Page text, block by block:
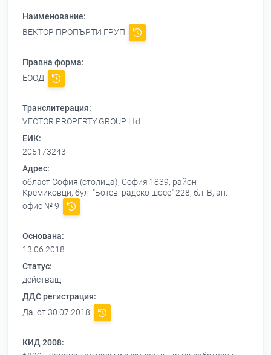
Наименование:
ВЕКТОР ПРОПЪРТИ ГРУП
Правна форма:
ЕООД
Транслитерация:
VECTOR PROPERTY GROUP Ltd.
ЕИК:
205173243
Адрес:
област София (столица), София 1839, район
Кремиковци, бул. "Ботевградско шосе" 228, бл. В, ап.
офис № 9
Основана:
13.06.2018
Статус:
действащ
ДДС регистрация:
Да, от 30.07.2018
КИД 2008: